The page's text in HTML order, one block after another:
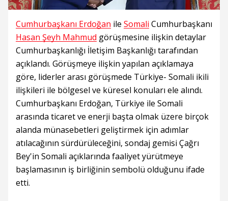
Cumhurbaşkanı Erdoğan ile Somali Cumhurbaşkanı
Hasan Şeyh Mahmud görüşmesine ilişkin detaylar
Cumhurbaşkanlığı İletişim Başkanlığı tarafından
açıklandı. Görüşmeye ilişkin yapılan açıklamaya
göre, liderler arası görüşmede Türkiye- Somali ikili
ilişkileri ile bölgesel ve küresel konuları ele alındı.
Cumhurbaşkanı Erdoğan, Türkiye ile Somali
arasında ticaret ve enerji başta olmak üzere birçok
alanda münasebetleri geliştirmek için adımlar
atılacağının sürdürüleceğini, sondaj gemisi Çağrı
Bey'in Somali açıklarında faaliyet yürütmeye
başlamasının iş birliğinin sembolü olduğunu ifade
etti.